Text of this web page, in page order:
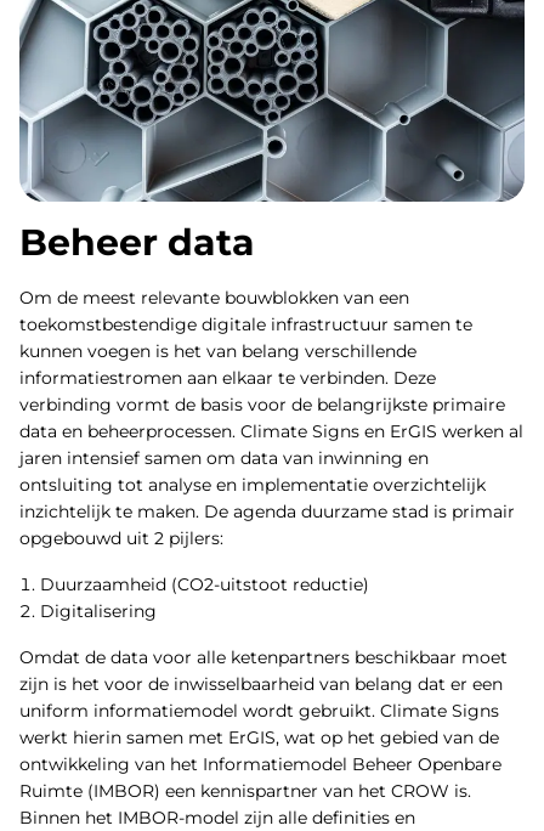
Beheer data
Om de meest relevante bouwblokken van een
toekomstbestendige digitale infrastructuur samen te
kunnen voegen is het van belang verschillende
informatiestromen aan elkaar te verbinden. Deze
verbinding vormt de basis voor de belangrijkste primaire
data en beheerprocessen. Climate Signs en ErGIS werken al
jaren intensief samen om data van inwinning en
ontsluiting tot analyse en implementatie overzichtelijk
inzichtelijk te maken. De agenda duurzame stad is primair
opgebouwd uit 2 pijlers:
Duurzaamheid (CO2-uitstoot reductie)
Digitalisering
Omdat de data voor alle ketenpartners beschikbaar moet
zijn is het voor de inwisselbaarheid van belang dat er een
uniform informatiemodel wordt gebruikt. Climate Signs
werkt hierin samen met ErGIS, wat op het gebied van de
ontwikkeling van het Informatiemodel Beheer Openbare
Ruimte (IMBOR) een kennispartner van het CROW is.
Binnen het IMBOR-model zijn alle definities en